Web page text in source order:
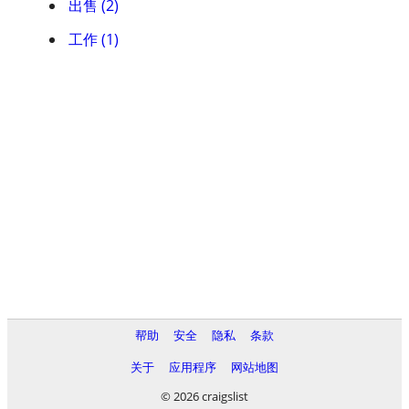
出售 (2)
工作 (1)
帮助 安全 隐私
条款
关于
应用程序
网站地图
© 2026 craigslist